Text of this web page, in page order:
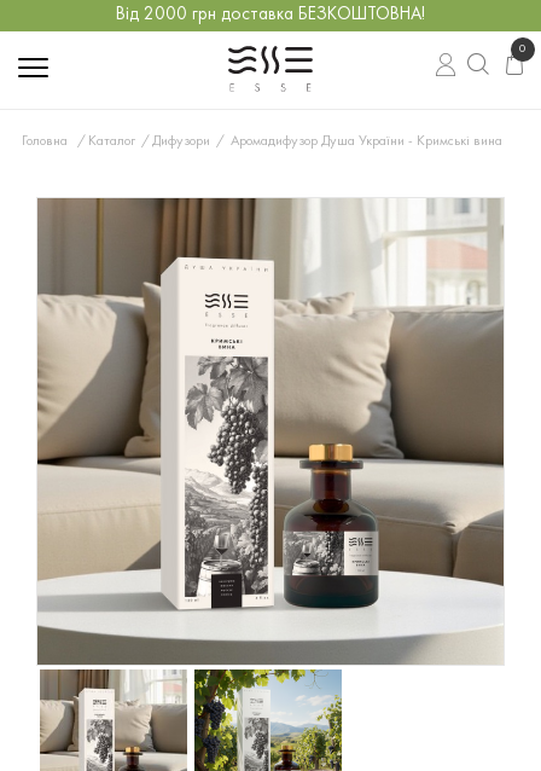
Від 2000 грн доставка БЕЗКОШТОВНА!
0
Головна Каталог Дифузори Аромадифузор Душа України - Кримські вина